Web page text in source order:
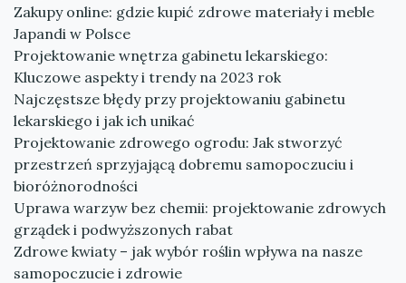
Zakupy online: gdzie kupić zdrowe materiały i meble
Japandi w Polsce
Projektowanie wnętrza gabinetu lekarskiego:
Kluczowe aspekty i trendy na 2023 rok
Najczęstsze błędy przy projektowaniu gabinetu
lekarskiego i jak ich unikać
Projektowanie zdrowego ogrodu: Jak stworzyć
przestrzeń sprzyjającą dobremu samopoczuciu i
bioróżnorodności
Uprawa warzyw bez chemii: projektowanie zdrowych
grządek i podwyższonych rabat
Zdrowe kwiaty – jak wybór roślin wpływa na nasze
samopoczucie i zdrowie